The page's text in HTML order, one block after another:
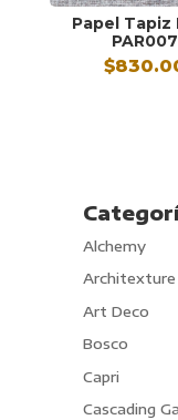
Papel Tapiz
PAR007
$
Alchemy
Architexture
Art Deco
Bosco
Capri
Cascading